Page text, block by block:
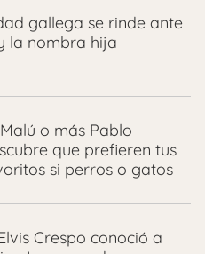
gallega se rinde ante
la nombra hija
o más Pablo
que prefieren tus
si perros o gatos
Crespo conoció a